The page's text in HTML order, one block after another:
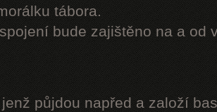
tábora.
bude zajištěno na a od
půjdou napřed a založí